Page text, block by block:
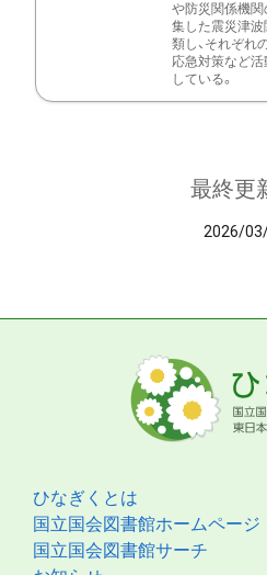
や防災関係機関
集した震災津
類し、それぞれ
応急対策など
している。
最終更
2026/
ひなぎくとは
国立国会図書館ホームページ
国立国会図書館サーチ